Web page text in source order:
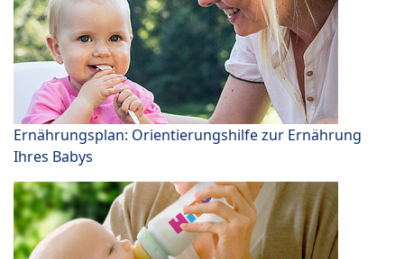
Ernährungsplan: Orientierungshilfe zur Ernährung
Ihres Babys